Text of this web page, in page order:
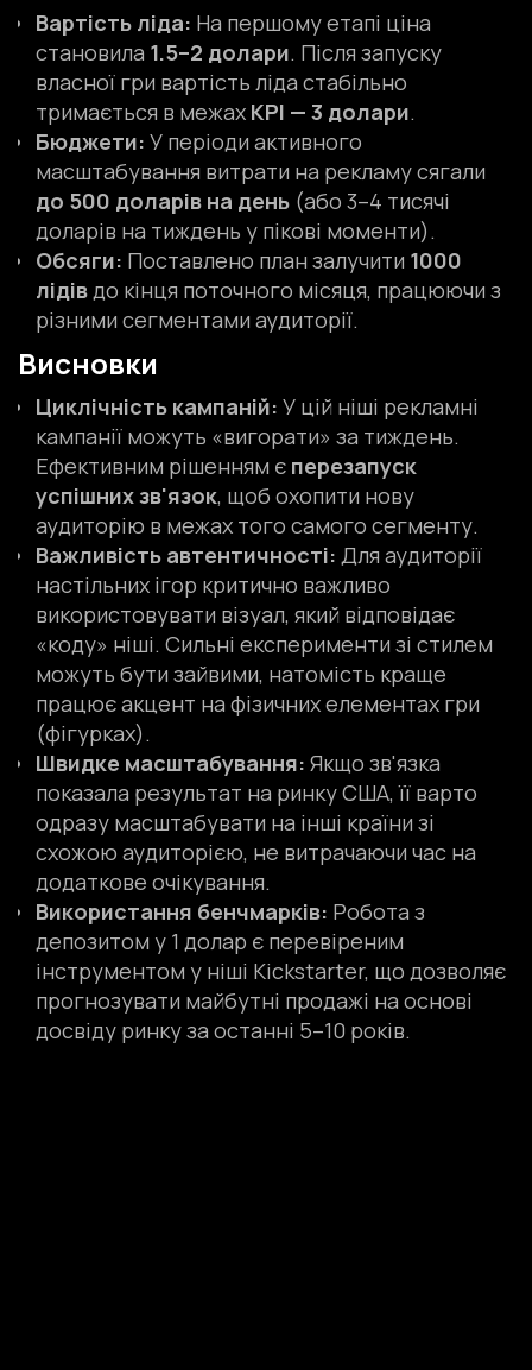
Вартість ліда: На першому етапі ціна
становила 1.5–2 долари. Після запуску
власної гри вартість ліда стабільно
тримається в межах KPI — 3 долари.
Бюджети: У періоди активного
масштабування витрати на рекламу сягали
до 500 доларів на день (або 3–4 тисячі
доларів на тиждень у пікові моменти).
Обсяги: Поставлено план залучити 1000
лідівдо кінця поточного місяця, працюючи з
різними сегментами аудиторії.
Висновки
Циклічність кампаній: У цій ніші рекламні
кампанії можуть «вигорати» за тиждень.
Ефективним рішенням є перезапуск
успішних зв'язок, щоб охопити нову
аудиторію в межах того самого сегменту.
Важливість автентичності: Для аудиторії
настільних ігор критично важливо
використовувати візуал, який відповідає
«коду» ніші. Сильні експерименти зі стилем
можуть бути зайвими, натомість краще
працює акцент на фізичних елементах гри
(фігурках).
Швидке масштабування: Якщо зв'язка
показала результат на ринку США, її варто
одразу масштабувати на інші країни зі
схожою аудиторією, не витрачаючи час на
додаткове очікування.
Використання бенчмарків: Робота з
депозитом у 1 долар є перевіреним
інструментом у ніші Kickstarter, що дозволяє
прогнозувати майбутні продажі на основі
досвіду ринку за останні 5–10 років.